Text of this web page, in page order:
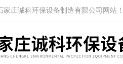
家庄诚科环保设备制造有限公司网站